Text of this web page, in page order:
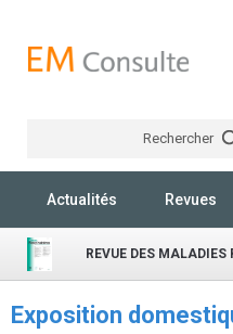
Rechercher
Actualités Revues
REVUE DES MALADIES
Exposition